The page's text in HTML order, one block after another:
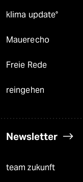
klima update°
Mauerecho
Freie Rede
reingehen
Newsletter
team zukunft